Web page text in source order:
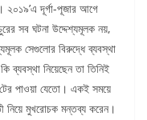
২০১৯’এ দূর্গা-পূজার আগে
সব ঘটনা উদ্দেশ্যমূলক নয়,
সেগুলোর বিরুদ্ধে ব্যবস্থা
ব্যবস্থা নিয়েছেন তা তিনিই
টের পাওয়া যেতো। একই সময়ে
নিয়ে মুখরোচক মন্তব্য করেন।